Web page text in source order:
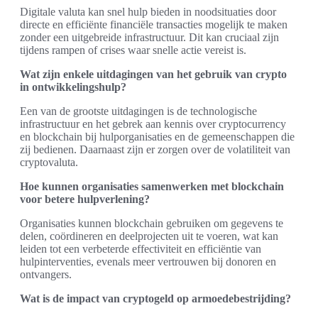
Digitale valuta kan snel hulp bieden in noodsituaties door
directe en efficiënte financiële transacties mogelijk te maken
zonder een uitgebreide infrastructuur. Dit kan cruciaal zijn
tijdens rampen of crises waar snelle actie vereist is.
Wat zijn enkele uitdagingen van het gebruik van crypto
in ontwikkelingshulp?
Een van de grootste uitdagingen is de technologische
infrastructuur en het gebrek aan kennis over cryptocurrency
en blockchain bij hulporganisaties en de gemeenschappen die
zij bedienen. Daarnaast zijn er zorgen over de volatiliteit van
cryptovaluta.
Hoe kunnen organisaties samenwerken met blockchain
voor betere hulpverlening?
Organisaties kunnen blockchain gebruiken om gegevens te
delen, coördineren en deelprojecten uit te voeren, wat kan
leiden tot een verbeterde effectiviteit en efficiëntie van
hulpinterventies, evenals meer vertrouwen bij donoren en
ontvangers.
Wat is de impact van cryptogeld op armoedebestrijding?